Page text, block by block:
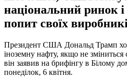
національний ринок і
попит своїх
Президент США Дональд Трамп
іноземну нафту, якщо не
він заявив на брифінгу в Білому
понеділок, 6 квітня.